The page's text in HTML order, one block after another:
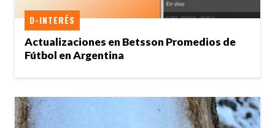
Actualizaciones en Betsson Promedios de
Fútbol en Argentina
D-INTERÉS